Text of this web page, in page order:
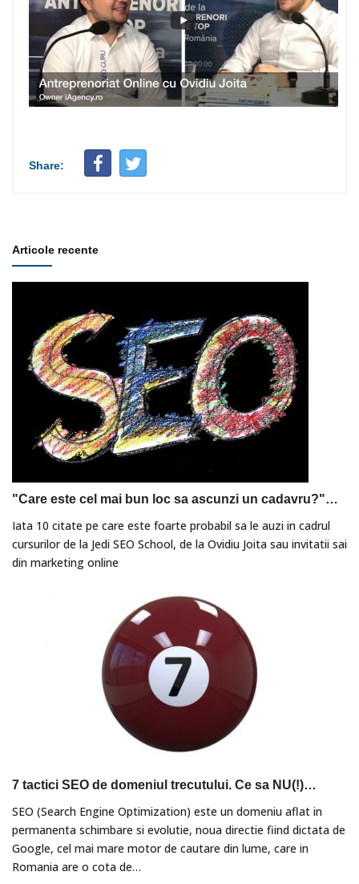
Share:
Articole recente
"Care este cel mai bun loc sa ascunzi un cadavru?"…
Iata 10 citate pe care este foarte probabil sa le auzi in cadrul
cursurilor de la Jedi SEO School, de la Ovidiu Joita sau invitatii sai
din marketing online
7 tactici SEO de domeniul trecutului. Ce sa NU(!)…
SEO (Search Engine Optimization) este un domeniu aflat in
permanenta schimbare si evolutie, noua directie fiind dictata de
Google, cel mai mare motor de cautare din lume, care in
Romania are o cota de…